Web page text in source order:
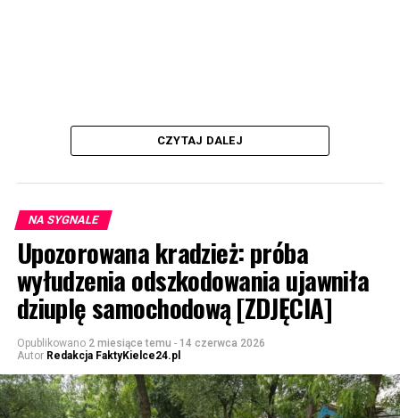
CZYTAJ DALEJ
NA SYGNALE
Upozorowana kradzież: próba
wyłudzenia odszkodowania ujawniła
dziuplę samochodową [ZDJĘCIA]
Opublikowano 2 miesiące temu - 14 czerwca 2026
Autor Redakcja FaktyKielce24.pl